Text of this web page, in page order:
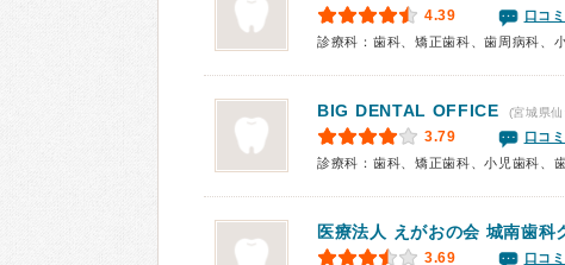
4.39
口コ
診療科：歯科、矯正歯科、歯周病科、
BIG DENTAL OFFICE (宮城県
3.79
口コ
診療科：歯科、矯正歯科、小児歯科、
医療法人 えがおの会 城南歯科
3.69
口コ